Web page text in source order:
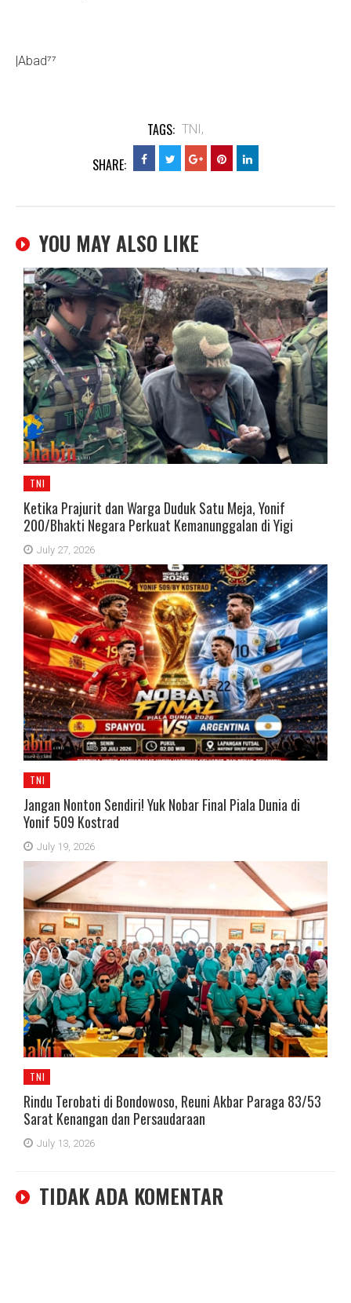
|Abad⁷⁷
TAGS: TNI,
SHARE:
YOU MAY ALSO LIKE
TNI
Ketika Prajurit dan Warga Duduk Satu Meja, Yonif
200/Bhakti Negara Perkuat Kemanunggalan di Yigi
July 27, 2026
TNI
Jangan Nonton Sendiri! Yuk Nobar Final Piala Dunia di
Yonif 509 Kostrad
July 19, 2026
TNI
Rindu Terobati di Bondowoso, Reuni Akbar Paraga 83/53
Sarat Kenangan dan Persaudaraan
July 13, 2026
TIDAK ADA KOMENTAR